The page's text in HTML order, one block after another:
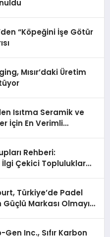
“Köpeğini İşe Götür
Mısır’daki Üretim
Isıtma Seramik ve
İçin En Verimli
Rehberi:
İlgi Çekici Topluluklar
Türkiye’de Padel
Güçlü Markası Olmayı
Inc., Sıfır Karbon